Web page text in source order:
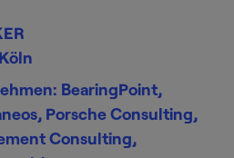
BearingPoint,
Porsche Consulting,
Consulting,